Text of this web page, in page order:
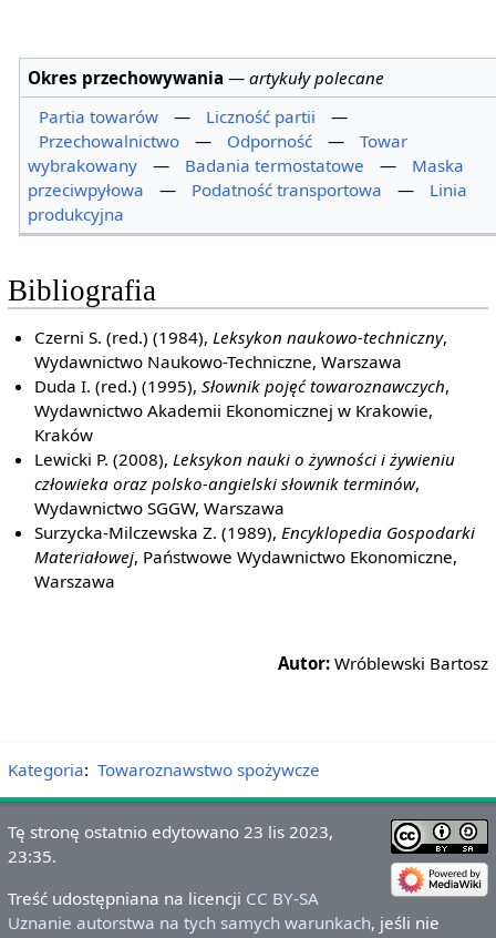
Okres przechowywania —artykuły polecane
Partia towarów
— Liczność partii
—
Przechowalnictwo
— Odporność —
Towar
wybrakowany
— Badania termostatowe —
Maska
przeciwpyłowa
— Podatność transportowa —
Linia
produkcyjna
Bibliografia
Czerni S. (red.) (1984), Leksykon naukowo-techniczny,
Wydawnictwo Naukowo-Techniczne, Warszawa
Duda I. (red.) (1995),Słownik pojęć towaroznawczych,
Wydawnictwo Akademii Ekonomicznej w Krakowie,
Kraków
Lewicki P. (2008), Leksykon nauki o żywności i żywieniu
człowieka oraz polsko-angielski słownik terminów,
Wydawnictwo SGGW, Warszawa
Surzycka-Milczewska Z. (1989), Encyklopedia Gospodarki
Materiałowej, Państwowe Wydawnictwo Ekonomiczne,
Warszawa
Autor: Wróblewski Bartosz
Kategoria: Towaroznawstwo spożywcze
Tę stronę ostatnio edytowano 23 lis 2023,
23:35.
Treść udostępniana na licencji CC BY-SA
Uznanie autorstwa na tych samych warunkach, jeśli nie